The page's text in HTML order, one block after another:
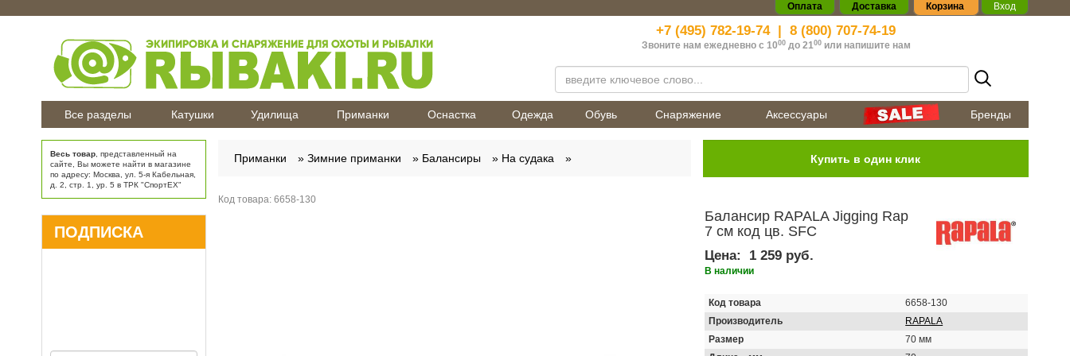
Оплата Доставка Корзина Вход
+7 (495) 782-19-74| 8 (800) 707-74-19
Звоните нам ежедневно с 1000до 2100 или напишите нам
Все разделы Катушки Удилища Приманки Оснастка Одежда Обувь Снаряжение Аксессуары Бренды
Приманки Зимние приманки Балансиры На судака
Код товара: 6658-130
Балансир RAPALA Jigging Rap
7 см код цв. SFC
Цена: 1 259 руб.
В наличии
Код товара
6658-130
Производитель
RAPALA
Размер
70 мм
Весь товар , представленный на
сайте, Вы можете найти в магазине
по адресу: Москва, ул. 5-я Кабельная,
д. 2, стр. 1, ур. 5 в ТРК "СпортЕХ"
ПОДПИСКА